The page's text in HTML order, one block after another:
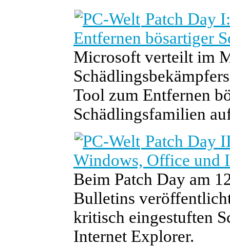
Patch Day
Entfernen bösartiger
Microsoft verteilt im
Tool zum Entfernen
Schädlingsfamilien
Patch Day
Windows, Office und
Beim Patch Day am
Bulletins
kritisch eingestuften
Internet Explorer.